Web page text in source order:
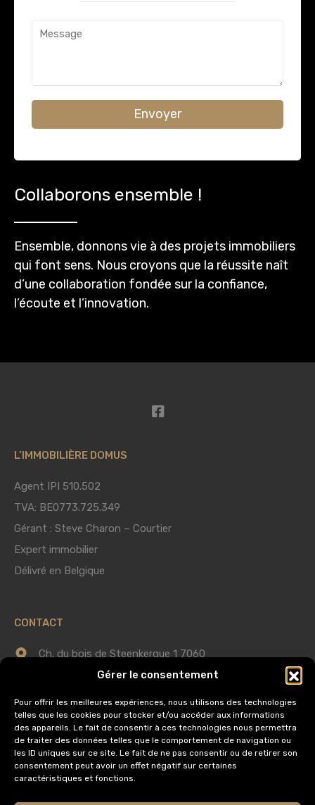
Gérer le consentement
Pour offrir les meilleures expériences, nous utilisons des technologies
telles que les cookies pour stocker et/ou accéder aux informations
des appareils. Le fait de consentir à ces technologies nous permettra
de traiter des données telles que le comportement de navigation ou
les ID uniques sur ce site. Le fait de ne pas consentir ou de retirer son
consentement peut avoir un effet négatif sur certaines
caractéristiques et fonctions.
Envoyer
Collaborons ensemble !
Ensemble, donnons vie à des projets immobiliers
qui font sens. Nous croyons que la réussite naît
d’une collaboration fondée sur la confiance,
l’écoute et l’innovation.
L’IMMOBILIÈRE DOMUS
Agent IPI 510.502
TVA: BE0773.725.349
Gérant : Steve Charon – Courtier
Expert immobilier
Délivré en Belgique
CONTACT
Ch. du bois de Steenkerque 1 7060
Horrues (Soignies)
0475 75 60 58
info@immobilieredomus.be